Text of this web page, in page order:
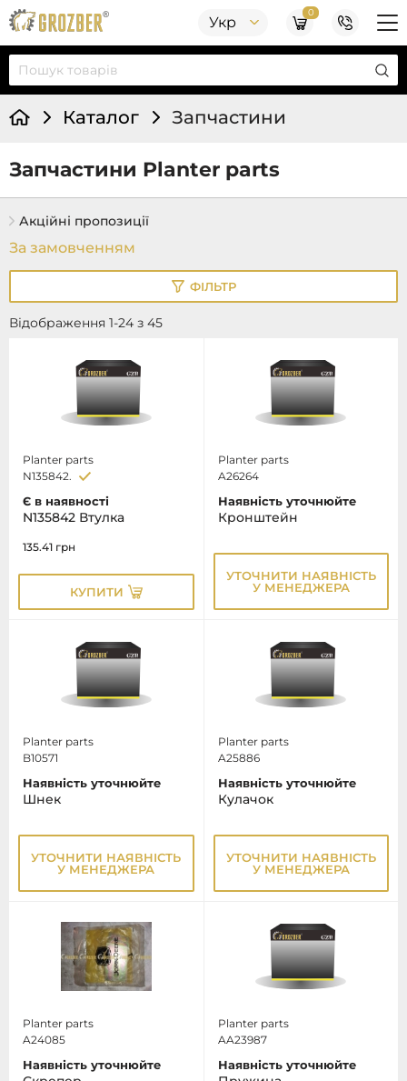
Укр
0
Каталог Запчастини
Запчастини Planter parts
Акційні пропозиції
Відображення 1-24 з 45
ФІЛЬТР
Planter parts
N135842.
Є в наявності
N135842 Втулка
135.41 грн
КУПИТИ
Planter parts
A26264
Наявність уточнюйте
Кронштейн
УТОЧНИТИ НАЯВНІСТЬ
У МЕНЕДЖЕРА
Planter parts
B10571
Наявність уточнюйте
Шнек
УТОЧНИТИ НАЯВНІСТЬ
У МЕНЕДЖЕРА
Planter parts
A25886
Наявність уточнюйте
Кулачок
УТОЧНИТИ НАЯВНІСТЬ
У МЕНЕДЖЕРА
Planter parts
A24085
Наявність уточнюйте
Planter parts
AA23987
Наявність уточнюйте